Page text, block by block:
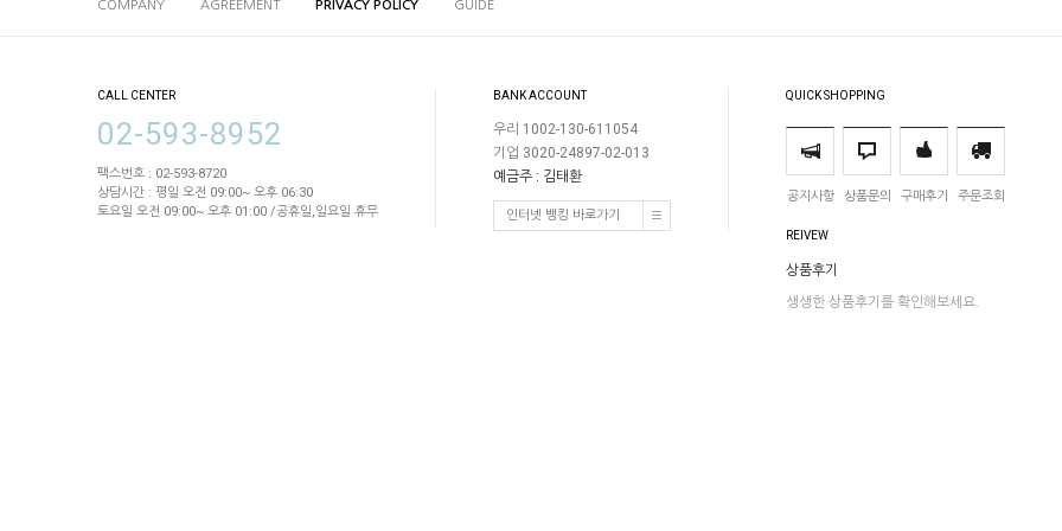
COMPANY AGREEMENT PRIVACY POLICY GUIDE
CALL CENTER
02-593-8952
팩스번호 : 02-593-8720
상담시간 : 평일 오전 09:00~ 오후 06:30
토요일 오전 09:00~ 오후 01:00 /공휴일,일요일 휴무
BANK ACCOUNT
우리 1002-130-611054
기업 3020-24897-02-013
예금주 : 김태환
인터넷 뱅킹 바로가기
QUICK SHOPPING
공지사항 상품문의 구매후기 주문조회
REIVEW
상품후기
생생한 상품후기를 확인해보세요.